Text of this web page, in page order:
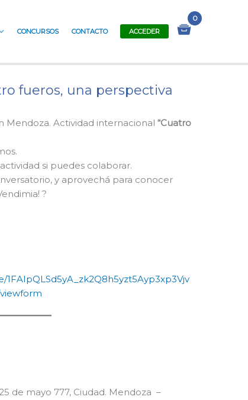
CONCURSOS CONTACTO ACCEDER
fueros, una perspectiva
Mendoza. Actividad internacional “Cuatro
si puedes colaborar.
y aprovechá para conocer
?
de mayo 777, Ciudad. Mendoza –